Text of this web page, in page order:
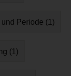
und Periode (1)
(1)